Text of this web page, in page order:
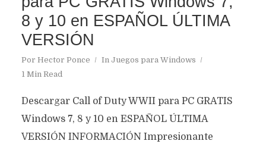
8 y 10 en ESPAÑOL ÚLTIMA
VERSIÓN
Por Hector Ponce In Juegos para Windows
1 Min Read
Descargar Call of Duty WWII para PC GRATIS
Windows 7, 8 y 10 en ESPAÑOL ÚLTIMA
VERSIÓN INFORMACIÓN Impresionante